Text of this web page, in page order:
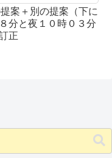
案＋別の提案（下に
と夜１０時０３分
正